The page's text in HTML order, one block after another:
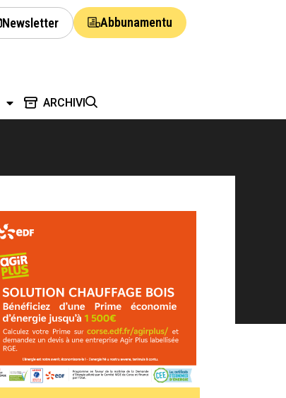
Newsletter Abbunamentu
ARCHIVI